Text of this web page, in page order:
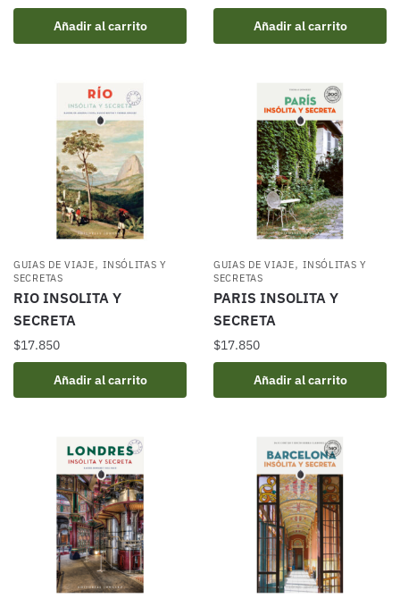
Añadir al carrito Añadir al carrito
GUIAS DE VIAJE,INSÓLITAS Y
SECRETAS
RIO INSOLITA Y
SECRETA
$17.850
Añadir al carrito
GUIAS DE VIAJE,INSÓLITAS Y
SECRETAS
PARIS INSOLITA Y
SECRETA
$17.850
Añadir al carrito